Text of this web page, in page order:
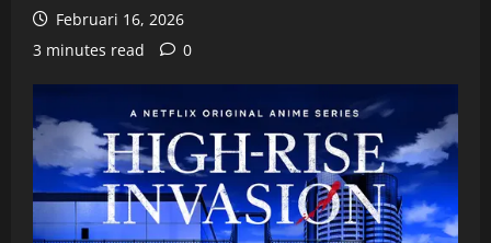
Februari 16, 2026
3 minutes read
0